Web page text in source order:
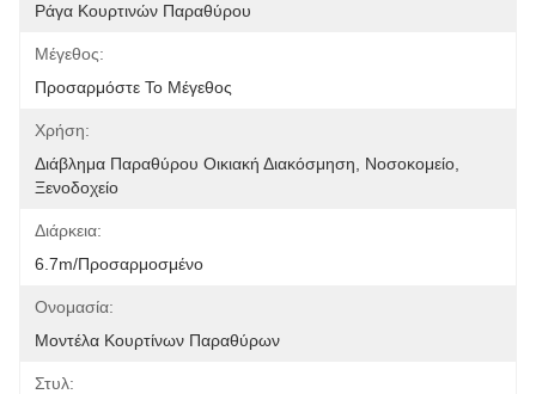
Ράγα Κουρτινών Παραθύρου
Μέγεθος:
Προσαρμόστε Το Μέγεθος
Χρήση:
Διάβλημα Παραθύρου Οικιακή Διακόσμηση, Νοσοκομείο,
Ξενοδοχείο
Διάρκεια:
6.7m/προσαρμοσμένο
Ονομασία:
Μοντέλα Κουρτίνων Παραθύρων
Στυλ: